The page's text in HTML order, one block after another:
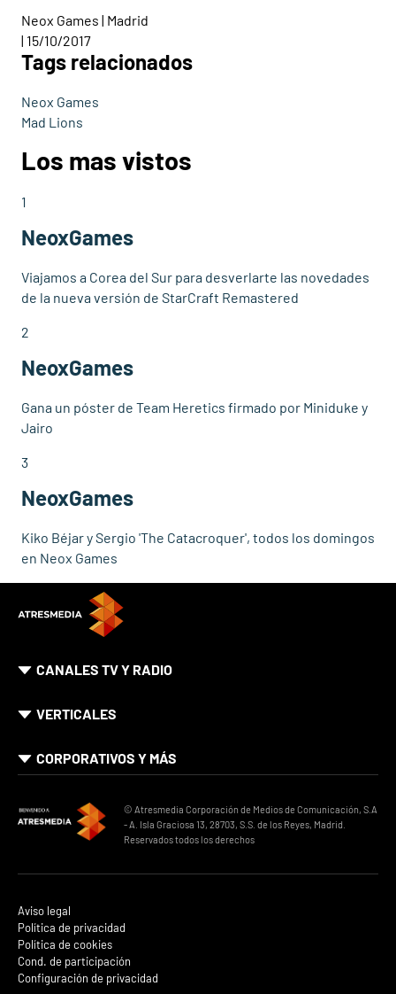
Neox Games | Madrid
| 15/10/2017
Tags relacionados
Neox Games
Mad Lions
Los mas vistos
1
NeoxGames
Viajamos a Corea del Sur para desverlarte las novedades
de la nueva versión de StarCraft Remastered
2
NeoxGames
Gana un póster de Team Heretics firmado por Miniduke y
Jairo
3
NeoxGames
Kiko Béjar y Sergio 'The Catacroquer', todos los domingos
en Neox Games
CANALES TV Y RADIO
VERTICALES
CORPORATIVOS Y MÁS
© Atresmedia Corporación de Medios de Comunicación, S.A
- A. Isla Graciosa 13, 28703, S.S. de los Reyes, Madrid.
Reservados todos los derechos
Aviso legal
Política de privacidad
Política de cookies
Cond. de participación
Configuración de privacidad